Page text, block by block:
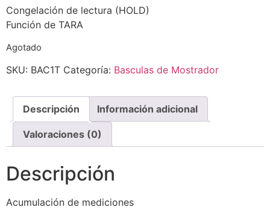
Congelación de lectura (HOLD)
Función de TARA
Agotado
SKU: BAC1T Categoría: Basculas de Mostrador
Descripción Información adicional
Valoraciones (0)
Descripción
Acumulación de mediciones